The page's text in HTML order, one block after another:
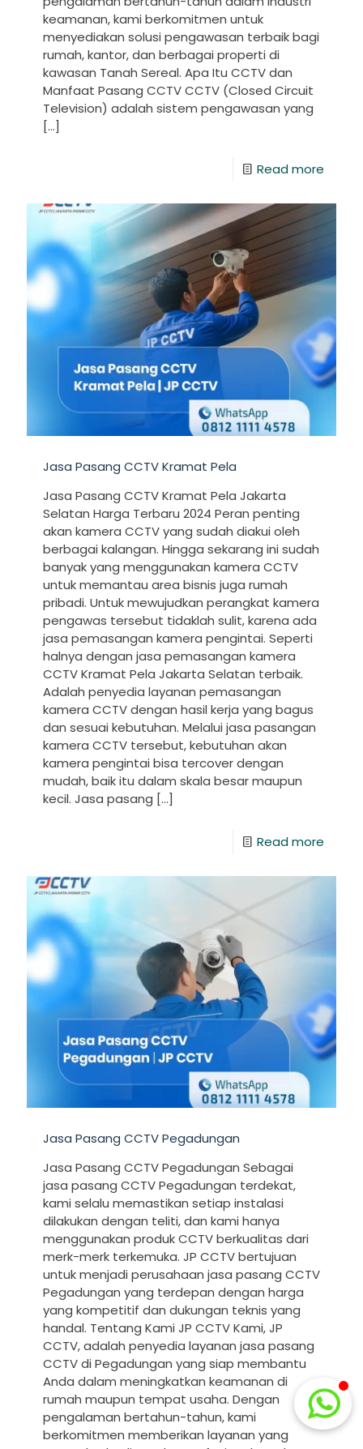
keamanan, kami berkomitmen untuk
menyediakan solusi pengawasan terbaik bagi
rumah, kantor, dan berbagai properti di
kawasan Tanah Sereal. Apa Itu CCTV dan
Manfaat Pasang CCTV CCTV (Closed Circuit
Television) adalah sistem pengawasan yang
[…]
Read more
Jasa Pasang CCTV Kramat Pela
Jasa Pasang CCTV Kramat Pela Jakarta
Selatan Harga Terbaru 2024 Peran penting
akan kamera CCTV yang sudah diakui oleh
berbagai kalangan. Hingga sekarang ini sudah
banyak yang menggunakan kamera CCTV
untuk memantau area bisnis juga rumah
pribadi. Untuk mewujudkan perangkat kamera
pengawas tersebut tidaklah sulit, karena ada
jasa pemasangan kamera pengintai. Seperti
halnya dengan jasa pemasangan kamera
CCTV Kramat Pela Jakarta Selatan terbaik.
Adalah penyedia layanan pemasangan
kamera CCTV dengan hasil kerja yang bagus
dan sesuai kebutuhan. Melalui jasa pasangan
kamera CCTV tersebut, kebutuhan akan
kamera pengintai bisa tercover dengan
mudah, baik itu dalam skala besar maupun
kecil. Jasa pasang […]
Read more
Jasa Pasang CCTV Pegadungan
Jasa Pasang CCTV Pegadungan Sebagai
jasa pasang CCTV Pegadungan terdekat,
kami selalu memastikan setiap instalasi
dilakukan dengan teliti, dan kami hanya
menggunakan produk CCTV berkualitas dari
merk-merk terkemuka. JP CCTV bertujuan
untuk menjadi perusahaan jasa pasang CCTV
Pegadungan yang terdepan dengan harga
yang kompetitif dan dukungan teknis yang
handal. Tentang Kami JP CCTV Kami, JP
CCTV, adalah penyedia layanan jasa pasang
CCTV di Pegadungan yang siap membantu
Anda dalam meningkatkan keamanan di
rumah maupun tempat usaha. Dengan
pengalaman bertahun-tahun, kami
berkomitmen memberikan layanan yang